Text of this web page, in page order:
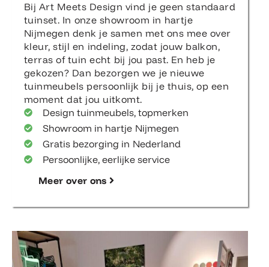
Bij Art Meets Design vind je geen standaard
tuinset. In onze showroom in hartje
Nijmegen denk je samen met ons mee over
kleur, stijl en indeling, zodat jouw balkon,
terras of tuin echt bij jou past. En heb je
gekozen? Dan bezorgen we je nieuwe
tuinmeubels persoonlijk bij je thuis, op een
moment dat jou uitkomt.
Design tuinmeubels, topmerken
Showroom in hartje Nijmegen
Gratis bezorging in Nederland
Persoonlijke, eerlijke service
Meer over ons